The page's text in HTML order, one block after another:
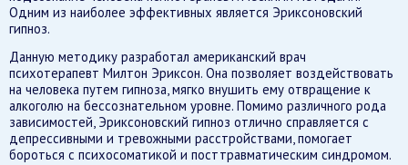
Одним из наиболее эффективных является Эриксоновский
гипноз.
Данную методику разработал американский врач
психотерапевт Милтон Эриксон. Она позволяет воздействовать
на человека путем гипноза, мягко внушить ему отвращение к
алкоголю на бессознательном уровне. Помимо различного рода
зависимостей, Эриксоновский гипноз отлично справляется с
депрессивными и тревожными расстройствами, помогает
бороться с психосоматикой и посттравматическим синдромом.